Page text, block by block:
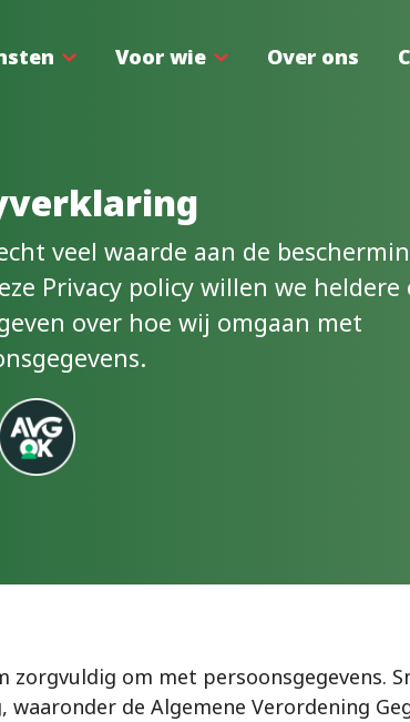
Voor wie Over ons
veel waarde aan de
Privacy policy willen we heldere
over hoe wij omgaan met
om met persoonsgegevens.
de Algemene Verordening